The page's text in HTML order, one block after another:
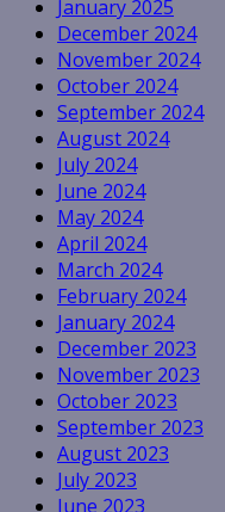
January 2025
December 2024
November 2024
October 2024
September 2024
August 2024
July 2024
June 2024
May 2024
April 2024
March 2024
February 2024
January 2024
December 2023
November 2023
October 2023
September 2023
August 2023
July 2023
June 2023